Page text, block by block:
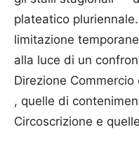
plateatico
limitazione
alla luce di un
Direzione
, quelle di
Circoscrizione e